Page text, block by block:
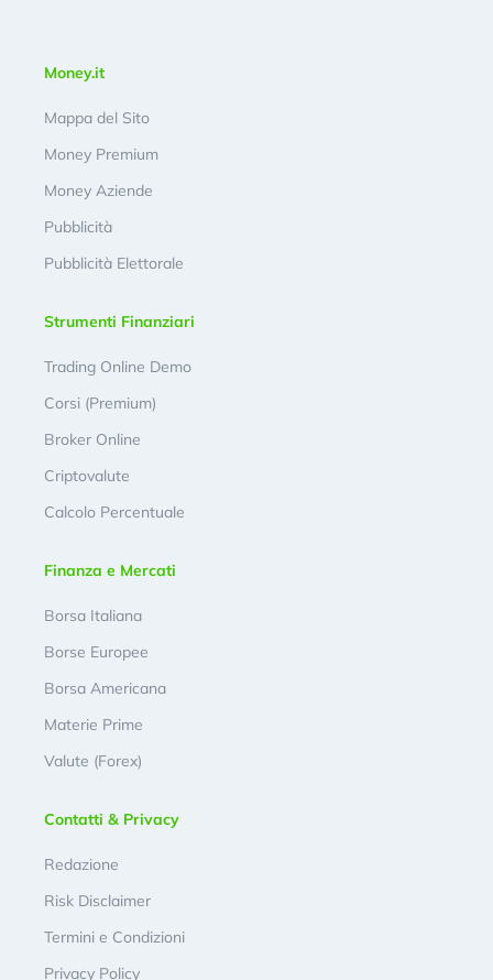
Money.it
Mappa del Sito
Money Premium
Money Aziende
Pubblicità
Pubblicità Elettorale
Strumenti Finanziari
Trading Online Demo
Corsi (Premium)
Broker Online
Criptovalute
Calcolo Percentuale
Finanza e Mercati
Borsa Italiana
Borse Europee
Borsa Americana
Materie Prime
Valute (Forex)
Contatti & Privacy
Redazione
Risk Disclaimer
Termini e Condizioni
Privacy Policy